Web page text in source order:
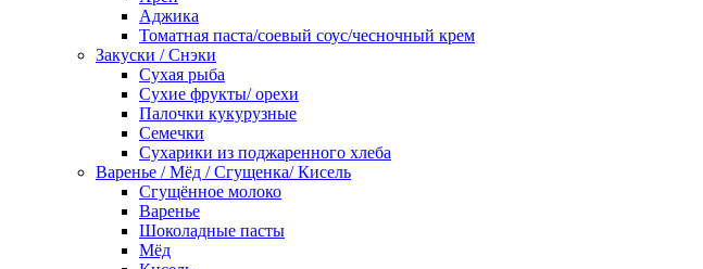
Аджика
Томатная паста/соевый соус/чесночный крем
Закуски / Снэки
Сухая рыба
Сухие фрукты/ орехи
Палочки кукурузные
Семечки
Сухарики из поджаренного хлеба
Варенье / Мёд / Сгущенка/ Кисель
Сгущённое молоко
Варенье
Шоколадные пасты
Мёд